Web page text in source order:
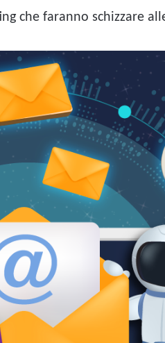
che faranno schizzare